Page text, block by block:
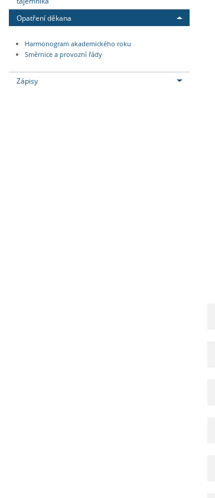
Opatření děkana
Harmonogram akademického roku
Směrnice a provozní řády
Zápisy